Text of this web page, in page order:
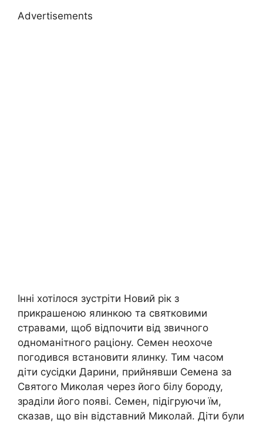
Advertisements
Інні хотілося зустріти Новий рік з
прикрашеною ялинкою та святковими
стравами, щоб відпочити від звичного
одноманітного раціону. Семен неохоче
погодився встановити ялинку. Тим часом
діти сусідки Дарини, прийнявши Семена за
Святого Миколая через його білу бороду,
зраділи його появі. Семен, підігруючи їм,
сказав, що він відставний Миколай. Діти були